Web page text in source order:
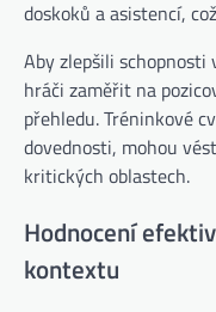
doskoků a asistencí,
Aby zlepšili schopnosti
hráči zaměřit na
přehledu. Tréninkové
dovednosti, mohou
kritických oblastech.
Hodnocení
kontextu